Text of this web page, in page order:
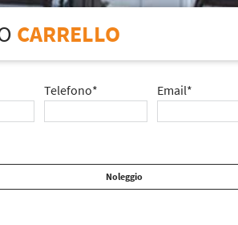
CARRELLO
Telefono* Email*
Noleggio